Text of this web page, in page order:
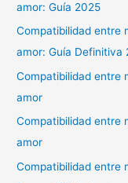
amor: Guía 2025
Compatibilidad entre
amor: Guía Definitiva
Compatibilidad entre
amor
Compatibilidad entre
amor
Compatibilidad entre